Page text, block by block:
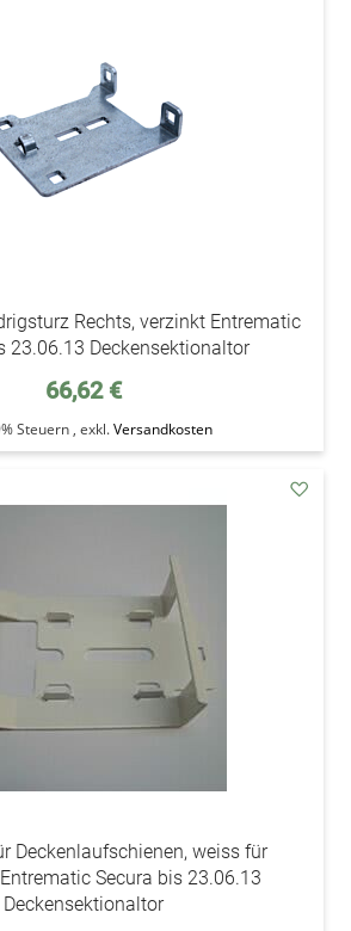
Rechts, verzinkt Entrematic
23.06.13 Deckensektionaltor
66,62 €
Steuern , exkl.Versandkosten
Deckenlaufschienen, weiss für
Secura bis 23.06.13
Deckensektionaltor